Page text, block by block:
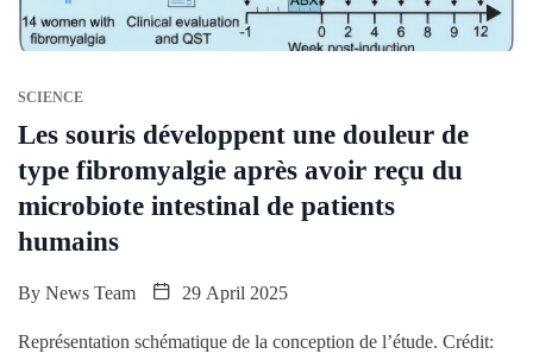
SCIENCE
Les souris développent une douleur de
type fibromyalgie après avoir reçu du
microbiote intestinal de patients
humains
By News Team 29 April 2025
Représentation schématique de la conception de l’étude. Crédit: